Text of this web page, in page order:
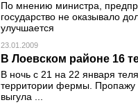
По мнению министра,
государство не оказывало
улучшается
23.01.2009
В Лоевском районе 16
В ночь с 21 на 22 января
территории фермы. Пропажу
выгула ...